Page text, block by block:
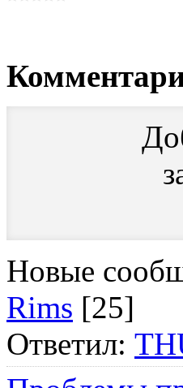
Новые
Rims [25]
Ответил: